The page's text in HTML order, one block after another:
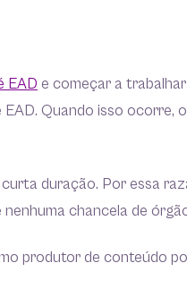
EAD e começar a
Quando isso ocorre,
curta duração. Por essa
nenhuma chancela de
produtor de conteúdo